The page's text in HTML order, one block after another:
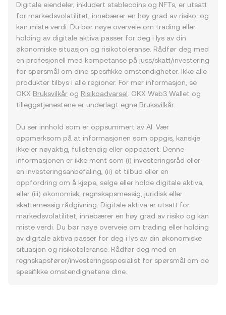
Digitale eiendeler, inkludert stablecoins og NFTs, er utsatt
for markedsvolatilitet, innebærer en høy grad av risiko, og
kan miste verdi. Du bør nøye overveie om trading eller
holding av digitale aktiva passer for deg i lys av din
økonomiske situasjon og risikotoleranse. Rådfør deg med
en profesjonell med kompetanse på juss/skatt/investering
for spørsmål om dine spesifikke omstendigheter. Ikke alle
produkter tilbys i alle regioner. For mer informasjon, se
OKX Bruksvilkår og Risikoadvarsel . OKX Web3 Wallet og
tilleggstjenestene er underlagt egne Bruksvilkår.
Du ser innhold som er oppsummert av AI. Vær
oppmerksom på at informasjonen som oppgis, kanskje
ikke er nøyaktig, fullstendig eller oppdatert. Denne
informasjonen er ikke ment som (i) investeringsråd eller
en investeringsanbefaling, (ii) et tilbud eller en
oppfordring om å kjøpe, selge eller holde digitale aktiva,
eller (iii) økonomisk, regnskapsmessig, juridisk eller
skattemessig rådgivning. Digitale aktiva er utsatt for
markedsvolatilitet, innebærer en høy grad av risiko og kan
miste verdi. Du bør nøye overveie om trading eller holding
av digitale aktiva passer for deg i lys av din økonomiske
situasjon og risikotoleranse. Rådfør deg med en
regnskapsfører/investeringsspesialist for spørsmål om de
spesifikke omstendighetene dine.